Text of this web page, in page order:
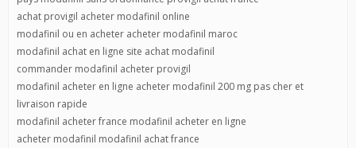
achat provigil acheter modafinil online
modafinil ou en acheter acheter modafinil maroc
modafinil achat en ligne site achat modafinil
commander modafinil acheter provigil
modafinil acheter en ligne acheter modafinil 200 mg pas cher et
livraison rapide
modafinil acheter france modafinil acheter en ligne
acheter modafinil modafinil achat france